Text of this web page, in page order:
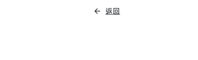
arrow_back 返回